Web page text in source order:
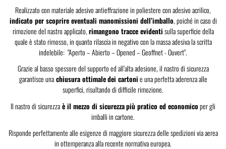
Realizzato con materiale adesivo antieffrazione in poliestere con adesivo acrilico,
indicato per scoprire eventuali manomissioni dell’imballo, poiché in caso di
rimozione del nastro applicato,rimangono tracce evidentisulla superficie della
quale è stato rimosso, in quanto rilascia in negativo con la massa adesiva la scritta
indelebile: "Aperto – Abierto – Opened – Geoffnet - Ouvert".
Grazie al basso spessore del supporto ed all’alta adesione, il nastro di sicurezza
garantisce unachiusura ottimaledei cartonie una perfetta aderenza alle
superfici, risultando di difficile rimozione.
Il nastro di sicurezzaè il mezzo di sicurezzapiù pratico ed economicoper gli
imballi in cartone.
Risponde perfettamente alle esigenze di maggiore sicurezza delle spedizioni via aerea
in ottemperanza alla recente normativa europea.